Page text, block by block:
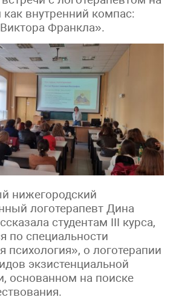
внутренний компас:
Франкла».
нижегородский
логотерапевт Дина
студентам III курса,
по специальности
психология», о логотерапии
экзистенциальной
основанном на поиске